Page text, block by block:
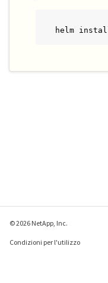
helm
© 2026 NetApp, Inc.
Condizioni per l'utilizzo